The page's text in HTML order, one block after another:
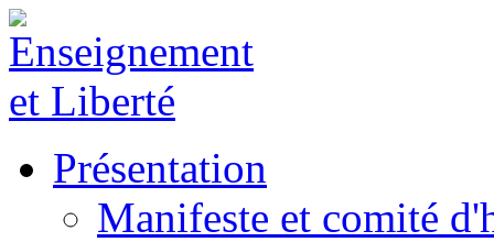
Présentation
Manifeste et comité